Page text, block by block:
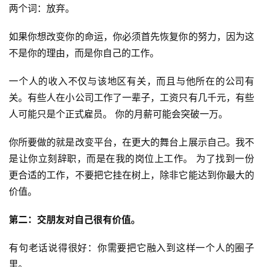
首
页
网
兼
职
两个词：放弃。
如果你想改变你的命运，你必须首先恢复你的努力，因为这
不是你的理由，而是你自己的工作。
一个人的收入不仅与该地区有关，而且与他所在的公司有
关。有些人在小公司工作了一辈子，工资只有几千元，有些
人可能只是个正式雇员。 你的月薪可能会突破一万。
你所要做的就是改变平台，在更大的舞台上展示自己。我不
是让你立刻辞职，而是在我的岗位上工作。 为了找到一份
更合适的工作，不要把它挂在树上，除非它能达到你最大的
价值。
第二：交朋友对自己很有价值。
有句老话说得很好：你需要把它融入到这样一个人的圈子
里。